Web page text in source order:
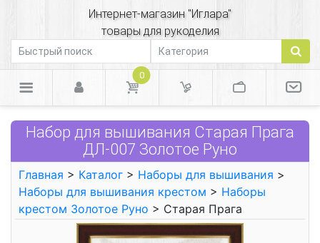
Интернет-магазин "Иглара"
товары для рукоделия
0
Набор для вышивания Старая Прага
ДЛ-007 Золотое Руно
Главная > Каталог > Наборы для вышивания >
Наборы для вышивания крестом > Наборы
крестом Золотое Руно > Старая Прага